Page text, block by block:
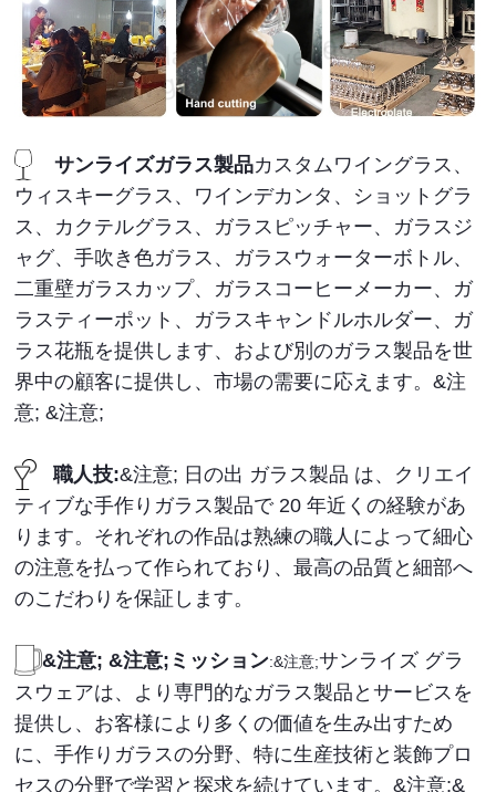
サンライズガラス製品カスタムワイングラス、
ウィスキーグラス、ワインデカンタ、ショットグラ
ス、カクテルグラス、ガラスピッチャー、ガラスジ
ャグ、手吹き色ガラス、ガラスウォーターボトル、
二重壁ガラスカップ、ガラスコーヒーメーカー、ガ
ラスティーポット、ガラスキャンドルホルダー、ガ
ラス花瓶を提供します、および別のガラス製品を世
界中の顧客に提供し、市場の需要に応えます。&注
意; &注意;
職人技:&注意; 日の出 ガラス製品 は、クリエイ
ティブな手作りガラス製品で 20 年近くの経験があ
ります。それぞれの作品は熟練の職人によって細心
の注意を払って作られており、最高の品質と細部へ
のこだわりを保証します。
&注意; &注意;ミッション:&注意;サンライズ グラ
スウェアは、より専門的なガラス製品とサービスを
提供し、お客様により多くの価値を生み出すため
に、手作りガラスの分野、特に生産技術と装飾プロ
セスの分野で学習と探求を続けています。&注意;&